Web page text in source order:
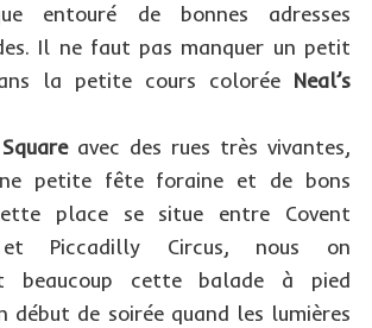
entouré de bonnes adresses
Il ne faut pas manquer un petit
la petite cours colorée Neal’s
avec des rues très vivantes,
petite fête foraine et de bons
place se situe entre Covent
et Piccadilly Circus, nous on
beaucoup cette balade à pied
début de soirée quand les lumières